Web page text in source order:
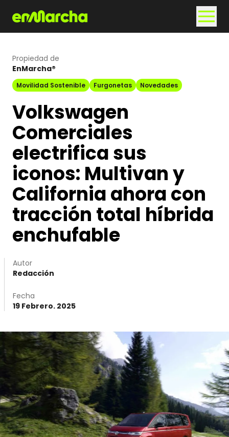
Propiedad de
EnMarcha®
Movilidad Sostenible Furgonetas Novedades
Volkswagen
Comerciales
electrifica sus
iconos: Multivan y
California ahora con
tracción total híbrida
enchufable
Autor
Redacción
Fecha
19 Febrero. 2025